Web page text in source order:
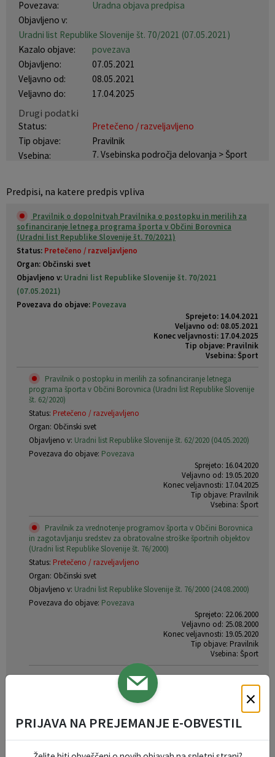
Povezava:
Uradna objava predpisa
Objavljeno v:
Uradni list Republike Slovenije št. 70/2021 (07.05.2021)
Kazalo objave:
povezava
Objavljeno:
07.05.2021
Veljavno od:
08.05.2021
Veljavno do:
17.04.2025
Drugi podatki
Status:
Pretečeno / razveljavljeno
Tip objave:
Pravilnik
Vsebina:
7. Vsebinska področja delovanja > Šport
Predpisi, na katere predpis vpliva
Pravilnik o dopolnitvah Pravilnika o postopku in merilih za
sofinanciranje letnega programa športa v Občini Borovnica
(Uradni list Republike Slovenije št. 70/2021)
Status: Pretečeno / razveljavljeno
Organ: Občinski svet
Objavljeno v: Uradni list Republike Slovenije št. 70/2021
(07.05.2021)
Povezava do objave: Povezava
Sprejeto: 14.04.2021
Veljavno od: 08.05.2021
Konec veljavnosti: 17.04.2025
Tip objave: Pravilnik
Vsebina: Šport
Pravilnik o postopku in merilih za sofinanciranje letnega
programa športa v Občini Borovnica (Uradni list Republike Slovenije
št. 62/2020)
Status: Pretečeno / razveljavljeno
Organ: Občinski svet
Objavljeno v: Uradni list Republike Slovenije št. 62/2020 (04.05.2020)
Povezava do objave: Povezava
Sprejeto: 16.04.2020
Veljavno od: 19.05.2020
Konec veljavnosti: 17.04.2025
Tip objave: Pravilnik
Vsebina: Šport
Pravilnik za vrednotenje programov športa v Občini Borovnica
in zagotavljanju sredstev za obratovalne stroške športnih objektov
(Uradni list Republike Slovenije št. 76/2000)
Status: Pretečeno / razveljavljeno
Organ: Občinski svet
Objavljeno v: Uradni list Republike Slovenije št. 76/2000 (24.08.2000)
Povezava do objave: Povezava
Sprejeto: 22.06.2000
Veljavno od: 25.08.2000
Konec veljavnosti: 19.05.2020
Tip objave: Pravilnik
Vsebina: Šport
VLOGE IN OBRAZCI
Vaški odbori
Naselja v občini
Organigram
Varstvo osebnih podatkov
Temeljni akti občine
Notranja prijava po Zakonu o zaščiti prijaviteljev
Zero waste občina
Prostorski akti občine
Predpisi in odloki
Občinski časopis
Proračun občine
Lokalne volitve
×
PRIJAVA NA PREJEMANJE E-OBVESTIL